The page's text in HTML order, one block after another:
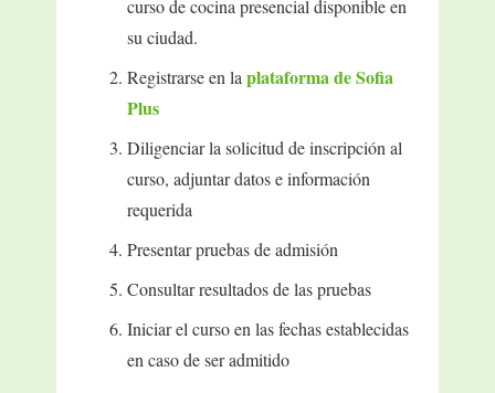
curso de cocina presencial disponible en
su ciudad.
Registrarse en la plataforma de Sofia
Plus
Diligenciar la solicitud de inscripción al
curso, adjuntar datos e información
requerida
Presentar pruebas de admisión
Consultar resultados de las pruebas
Iniciar el curso en las fechas establecidas
en caso de ser admitido